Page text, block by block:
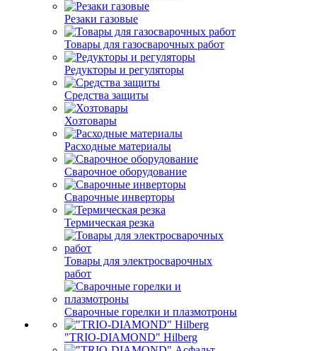
Резаки газовые
Товары для газосварочных работ
Редукторы и регуляторы
Средства защиты
Хозтовары
Расходные материалы
Сварочное оборудование
Сварочные инверторы
Термическая резка
Товары для электросварочных
работ
Сварочные горелки и плазмотроны
"TRIO-DIAMOND" Hilberg